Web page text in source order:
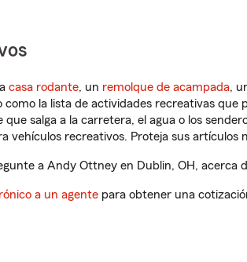
casa rodante, un remolque de acampada,
como la lista de actividades recreativas
salga a la carretera, el agua o los
vehículos recreativos. Proteja sus artículos
a Andy Ottney en Dublin, OH, acerca
a un agente para obtener una